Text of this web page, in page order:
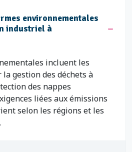
environnementales
industriel à
incluent les
gestion des déchets à
des nappes
liées aux émissions
selon les régions et les